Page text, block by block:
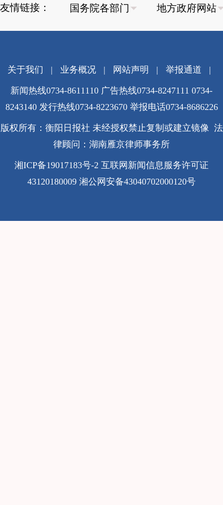
友情链接：
关于我们 | 业务概况| 网站声明 | 举报通道 |
新闻热线0734-8611110 广告热线0734-8247111 0734-
8243140 发行热线0734-8223670 举报电话0734-8686226
版权所有：衡阳日报社 未经授权禁止复制或建立镜像 法
律顾问：湖南雁京律师事务所
湘ICP备19017183号-2 互联网新闻信息服务许可证
43120180009 湘公网安备43040702000120号